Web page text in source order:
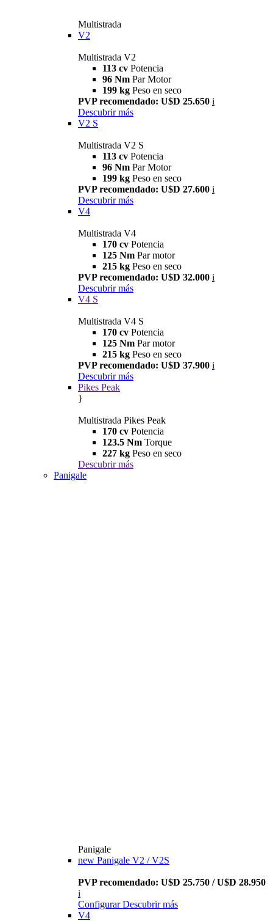
Multistrada
V2
Multistrada V2
113 cv Potencia
96 Nm Par Motor
199 kg Peso en seco
PVP recomendado: U$D 25.650 i
Descubrir más
V2 S
Multistrada V2 S
113 cv Potencia
96 Nm Par Motor
199 kg Peso en seco
PVP recomendado: U$D 27.600 i
Descubrir más
V4
Multistrada V4
170 cv Potencia
125 Nm Par motor
215 kg Peso en seco
PVP recomendado: U$D 32.000 i
Descubrir más
V4 S
Multistrada V4 S
170 cv Potencia
125 Nm Par motor
215 kg Peso en seco
PVP recomendado: U$D 37.900 i
Descubrir más
Pikes Peak
}
Multistrada Pikes Peak
170 cv Potencia
123.5 Nm Torque
227 kg Peso en seco
Descubrir más
Panigale
Panigale
new Panigale V2 / V2S
PVP recomendado: U$D 25.750 / U$D 28.950
i
Configurar Descubrir más
V4